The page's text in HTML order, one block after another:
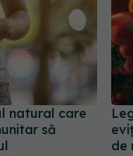
natural care
să
de